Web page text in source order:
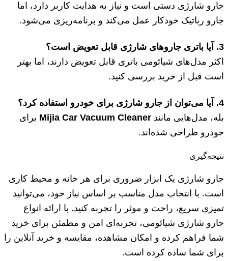
جارو شارژی دستی است و نیاز به هدایت کاربر دارد، اما
جارو رباتیک خودکار عمل می‌کند و برنامه‌ریزی می‌شود.
3. آیا باتری جاروهای شارژی قابل تعویض است؟
اکثر مدل‌های شیائومی باتری قابل تعویض دارند، اما بهتر
است قبل از خرید بررسی کنید.
4. آیا می‌توان از جارو شارژی برای خودرو استفاده کرد؟
بله، مدل‌هایی مانند Mijia Car Vacuum Cleaner برای
خودرو طراحی شده‌اند.
نتیجه‌گیری
جارو شارژی یک ابزار ضروری برای هر خانه و محیط کاری
است. با انتخاب مدل مناسب بر اساس نیاز خود، می‌توانید
تمیزی سریع، راحت و موثر را تجربه کنید. با ارائه انواع
جارو شارژی شیائومی، تجربه‌ای امن و مطمئن برای خرید
شما فراهم کرده و امکان مشاهده، مقایسه و خرید آنلاین را
برای شما ساده کرده است.